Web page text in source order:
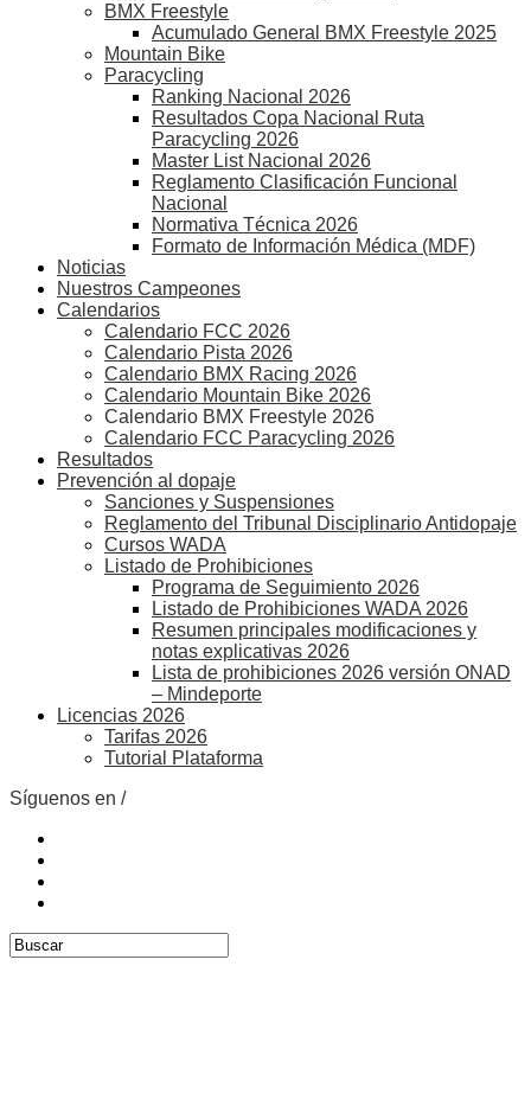
BMX Freestyle
Acumulado General BMX Freestyle 2025
Mountain Bike
Paracycling
Ranking Nacional 2026
Resultados Copa Nacional Ruta
Paracycling 2026
Master List Nacional 2026
Reglamento Clasificación Funcional
Nacional
Normativa Técnica 2026
Formato de Información Médica (MDF)
Noticias
Nuestros Campeones
Calendarios
Calendario FCC 2026
Calendario Pista 2026
Calendario BMX Racing 2026
Calendario Mountain Bike 2026
Calendario BMX Freestyle 2026
Calendario FCC Paracycling 2026
Resultados
Prevención al dopaje
Sanciones y Suspensiones
Reglamento del Tribunal Disciplinario Antidopaje
Cursos WADA
Listado de Prohibiciones
Programa de Seguimiento 2026
Listado de Prohibiciones WADA 2026
Resumen principales modificaciones y
notas explicativas 2026
Lista de prohibiciones 2026 versión ONAD
– Mindeporte
Licencias 2026
Tarifas 2026
Tutorial Plataforma
Síguenos en /